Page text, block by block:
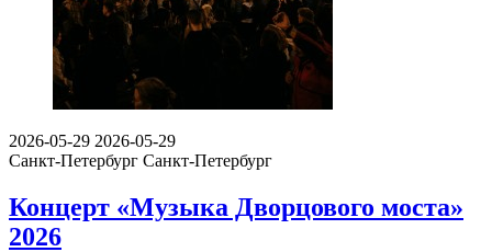
2026-05-29 2026-05-29
Санкт-Петербург Санкт-Петербург
Концерт «Музыка Дворцового моста»
2026